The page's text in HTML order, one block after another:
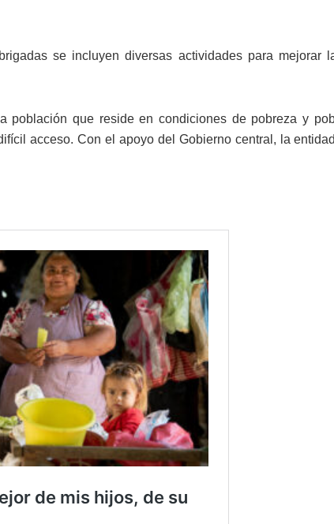
se incluyen diversas actividades para mejorar
población que reside en condiciones de pobreza y
acceso. Con el apoyo del Gobierno central, la